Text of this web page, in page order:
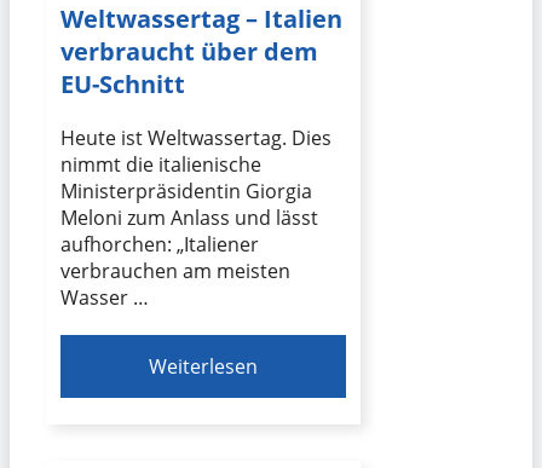
Weltwassertag – Italien
verbraucht über dem
EU-Schnitt
Heute ist Weltwassertag. Dies
nimmt die italienische
Ministerpräsidentin Giorgia
Meloni zum Anlass und lässt
aufhorchen: „Italiener
verbrauchen am meisten
Wasser …
Weiterlesen